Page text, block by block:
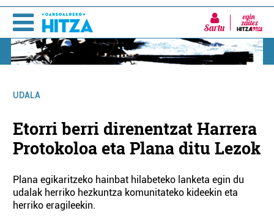
Sartu
UDALA
Etorri berri direnentzat Harrera
Protokoloa eta Plana ditu Lezok
Plana egikaritzeko hainbat hilabeteko lanketa egin du
udalak herriko hezkuntza komunitateko kideekin eta
herriko eragileekin.